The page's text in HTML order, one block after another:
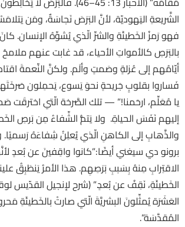
الشَّريعةِ اليَهوديّة، لأنَّ البَرَصَ نَجاسَةٌ، ومَن
فهو رَمزُ الخَطيئَةِ والشرِّ الّذي يُشوِّهُ الإنسان.
بالبَرَصِ كالأمواتِ الأحياء، قد غابت عنهم ملامحُ
أيّامُهم إلى عُزلةٍ وصَمتٍ وألَم. ولكنَّ النِّعمةَ
فَساروا بقلوبٍ جَريحةٍ نحوَ يَسوع، يَحمِلون
يا مُعَلِّم، ارحَمنا!” — تلك الصَّرخة الّتي
إليهم نَفَسَ الحياةِ. ولا يَتمُّ الشِّفاءُ مِن بَرصِ
والذَّهابِ إلى الكاهنِ الّذي يُعلِنُ شِفاءَهُ
برونو دي سيغني أيضًا:”كانوا واقِفينَ عن بُعدٍ
الاقتِرابِ مِنهُ بِسَببِ بَرَصِهِم. هذا الأمرُ يَنطَبِقُ
الخَطيئَةِ، نَقِفُ عن بُعدٍ.” (شرح لإنجيل القدّيس
العَشَرَة يُمثِّلونَ البشريَّةَ الّتي صارتْ بالخَطيئَةِ
المُقدَّسَة”.